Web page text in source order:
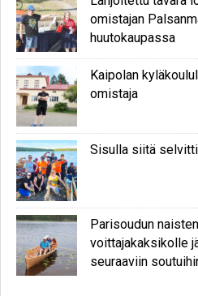
omistajan
huutokaupassa
Kaipolan
omistaja
Sisulla siitä
Parisoudun naisten
voittajakaksikolle
seuraaviin